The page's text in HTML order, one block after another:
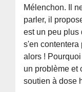
Mélenchon. Il
parler, il
est un peu plus
s'en contentera
alors !
un problème et
soutien à dose